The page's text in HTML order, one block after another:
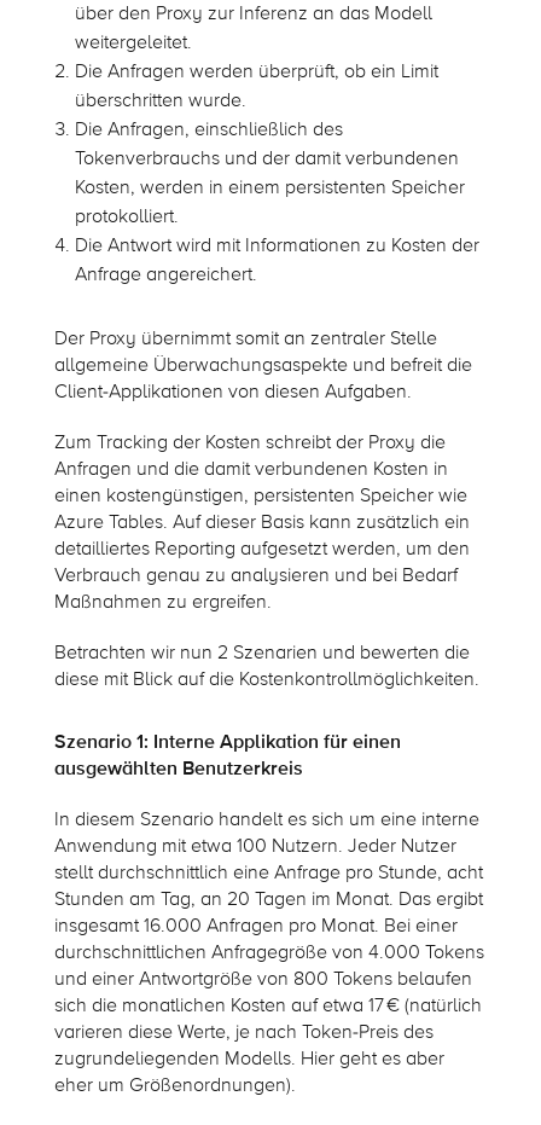
über den Proxy zur Inferenz an das Modell
weitergeleitet.
Die Anfragen werden überprüft, ob ein Limit
überschritten wurde.
Die Anfragen, einschließlich des
Tokenverbrauchs und der damit verbundenen
Kosten, werden in einem persistenten Speicher
protokolliert.
Die Antwort wird mit Informationen zu Kosten der
Anfrage angereichert.
Der Proxy übernimmt somit an zentraler Stelle
allgemeine Überwachungsaspekte und befreit die
Client-Applikationen von diesen Aufgaben.
Zum Tracking der Kosten schreibt der Proxy die
Anfragen und die damit verbundenen Kosten in
einen kostengünstigen, persistenten Speicher wie
Azure Tables. Auf dieser Basis kann zusätzlich ein
detailliertes Reporting aufgesetzt werden, um den
Verbrauch genau zu analysieren und bei Bedarf
Maßnahmen zu ergreifen.
Betrachten wir nun 2 Szenarien und bewerten die
diese mit Blick auf die Kostenkontrollmöglichkeiten.
Szenario 1: Interne Applikation für einen
ausgewählten Benutzerkreis
In diesem Szenario handelt es sich um eine interne
Anwendung mit etwa 100 Nutzern. Jeder Nutzer
stellt durchschnittlich eine Anfrage pro Stunde, acht
Stunden am Tag, an 20 Tagen im Monat. Das ergibt
insgesamt 16.000 Anfragen pro Monat. Bei einer
durchschnittlichen Anfragegröße von 4.000 Tokens
und einer Antwortgröße von 800 Tokens belaufen
sich die monatlichen Kosten auf etwa 17 € (natürlich
varieren diese Werte, je nach Token-Preis des
zugrundeliegenden Modells. Hier geht es aber
eher um Größenordnungen).